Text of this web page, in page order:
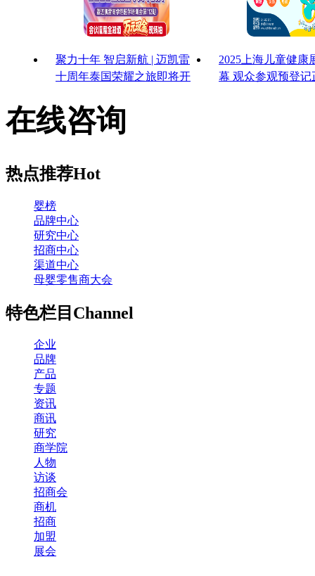
聚力十年 智启新航 | 迈凯雷
十周年泰国荣耀之旅即将开
2025上海儿童健康
幕 观众参观预登记
在线咨询
热点推荐Hot
婴榜
品牌中心
研究中心
招商中心
渠道中心
母婴零售商大会
特色栏目 Channel
企业
品牌
产品
专题
资讯
商讯
研究
商学院
人物
访谈
招商会
商机
招商
加盟
展会